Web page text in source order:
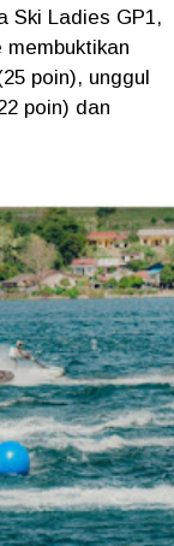
Ski Ladies GP1,
poin), unggul
poin) dan